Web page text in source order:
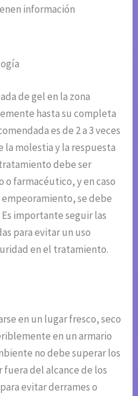
información
de gel en la zona
hasta su completa
es de 2 a 3 veces
la molestia y la respuesta
debe ser
farmacéutico, y en caso
se debe
importante seguir las
para evitar un uso
en el tratamiento.
en un lugar fresco, seco
en un armario
no debe superar los
fuera del alcance de los
evitar derrames o